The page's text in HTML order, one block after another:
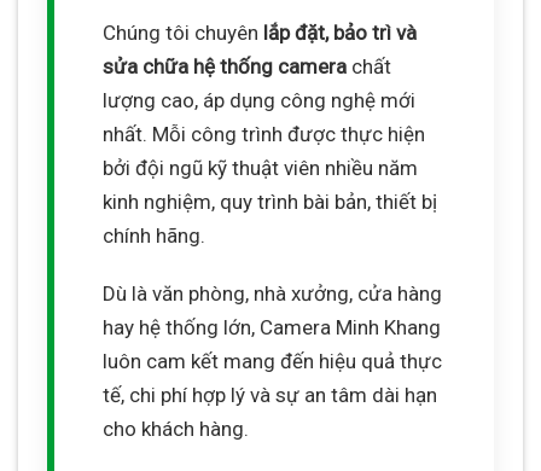
Chúng tôi chuyên lắp đặt, bảo trì và
sửa chữa hệ thống camera chất
lượng cao, áp dụng công nghệ mới
nhất. Mỗi công trình được thực hiện
bởi đội ngũ kỹ thuật viên nhiều năm
kinh nghiệm, quy trình bài bản, thiết bị
chính hãng.
Dù là văn phòng, nhà xưởng, cửa hàng
hay hệ thống lớn, Camera Minh Khang
luôn cam kết mang đến hiệu quả thực
tế, chi phí hợp lý và sự an tâm dài hạn
cho khách hàng.